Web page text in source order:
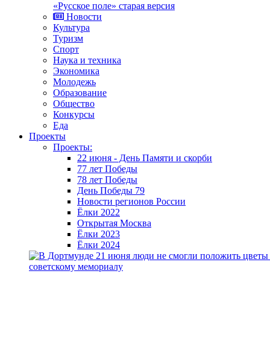
«Русское поле» старая версия
Новости
Культура
Туризм
Спорт
Наука и техника
Экономика
Молодежь
Образование
Общество
Конкурсы
Еда
Проекты
Проекты:
22 июня - День Памяти и скорби
77 лет Победы
78 лет Победы
День Победы 79
Новости регионов России
Ёлки 2022
Открытая Москва
Ёлки 2023
Ёлки 2024